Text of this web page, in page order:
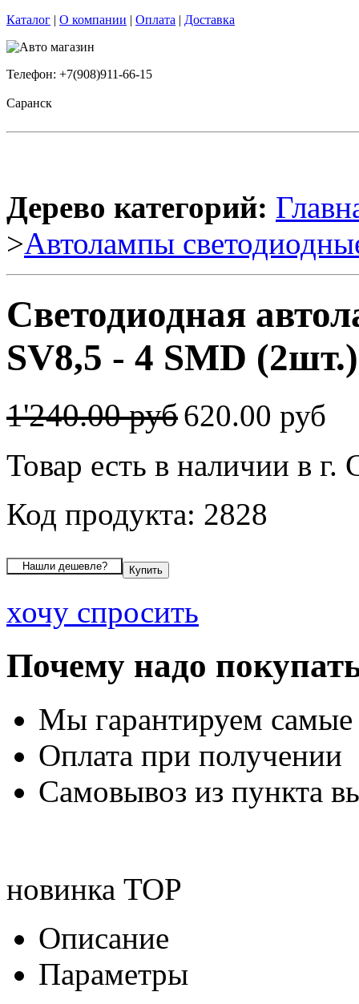
Каталог | О компании | Оплата | Доставка
Телефон: +7(908)911-66-15
Саранск
Дерево категорий:
>Автолампы
Светодиодная
SV8,5 - 4 SMD (2шт.)
1'240.00 руб620.00 руб
Товар есть в наличии в г.
Код продукта: 2828
хочу спросить
Почему надо
Мы гарантируем
Оплата при получении
Самовывоз из пункта
новинка TOP
Описание
Параметры